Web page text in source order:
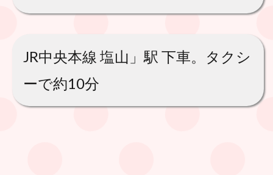
JR中央本線 塩山」駅 下車。タクシ
ーで約10分